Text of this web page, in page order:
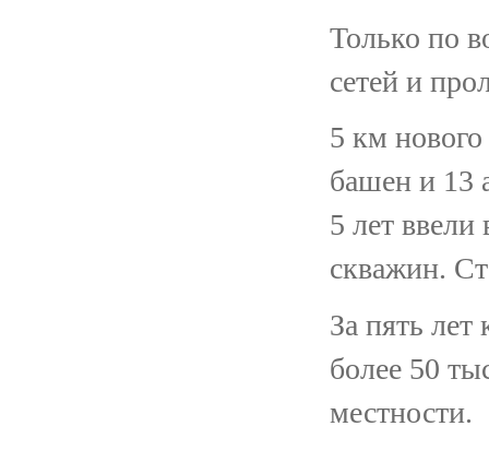
Только по
сетей и
5 км
башен и 13
5 лет ввели
скважин.
За пять лет
более 50
местности.